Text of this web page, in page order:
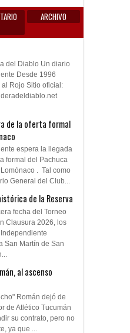
ARCHIVO
del Diablo Un diario
Desde 1996
Rojo Sitio oficial:
de la oferta formal
espera la llegada
formal del Pachuca
. Tal como
General del Club...
de la Reserva
fecha del Torneo
Clausura 2026, los
San Martín de San
al ascenso
Román dejó de
de Atlético Tucumán
su contrato, pero no
ya que ...